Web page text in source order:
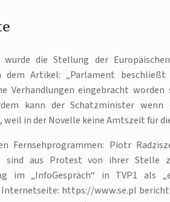
die Stellung der
dem Artikel: „Parlament
Verhandlungen eingebracht
kann der Schatzminister
weil in der Novelle keine Amtszeit für
Fernsehprogrammen: Piotr
sind aus Protest von ihrer Stelle
im „InfoGespräch“ in TVP1 als
https://www.se.pl